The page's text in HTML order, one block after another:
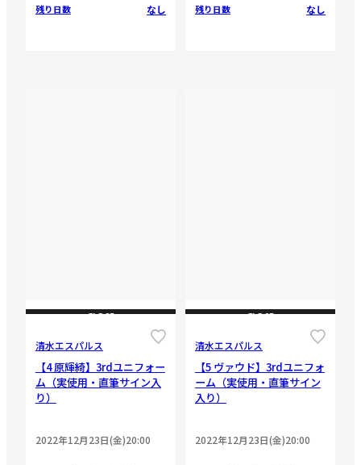
残り日数 なし 残り日数 なし
CLOSE
清水エスパルス
【4 原輝綺】3rdユニフォー
ム（実使用・直筆サイン入
り）
2022年12月23日(金)20:00
CLOSE
清水エスパルス
【5 ヴァウド】3rdユニフォ
ーム（実使用・直筆サイン
入り）
2022年12月23日(金)20:00